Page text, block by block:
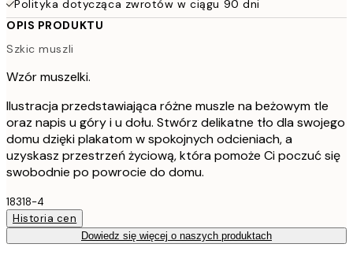
Polityka dotycząca zwrotów w ciągu 90 dni
OPIS PRODUKTU
Szkic muszli
Wzór muszelki.
Ilustracja przedstawiająca różne muszle na beżowym tle
oraz napis u góry i u dołu. Stwórz delikatne tło dla swojego
domu dzięki plakatom w spokojnych odcieniach, a
uzyskasz przestrzeń życiową, która pomoże Ci poczuć się
swobodnie po powrocie do domu.
18318-4
Historia cen
Dowiedz się więcej o naszych produktach